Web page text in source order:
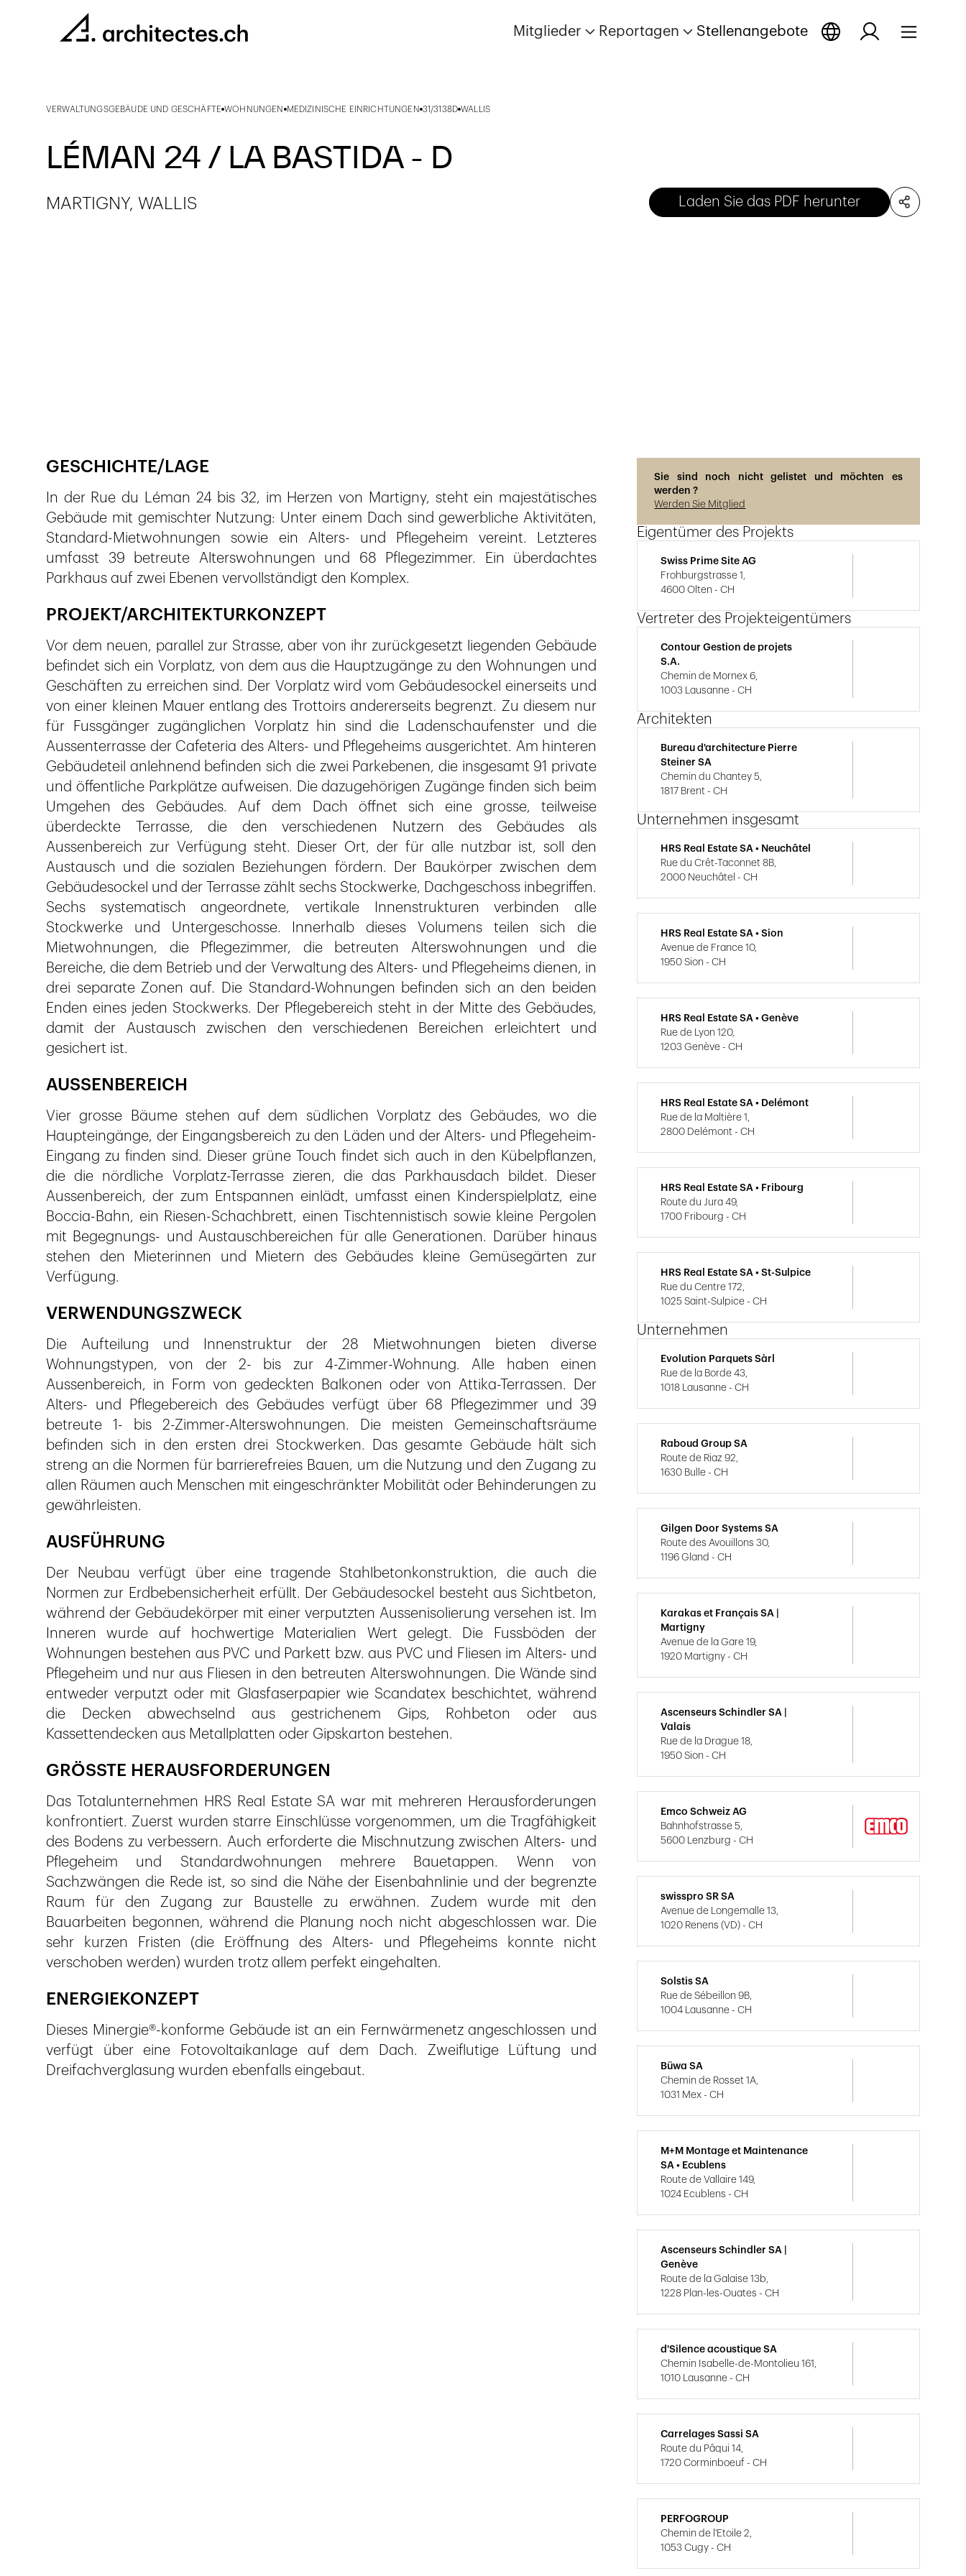
Mitglieder Reportagen Stellenangebote
VERWALTUNGSGEBÄUDE UND GESCHÄFTE WOHNUNGEN MEDIZINISCHE EINRICHTUNGEN 31/3138D WALLIS
LÉMAN 24 / LA BASTIDA - D
MARTIGNY, WALLIS Laden Sie das PDF herunter
GESCHICHTE/LAGE
In der Rue du Léman 24 bis 32, im Herzen von Martigny, steht ein majestätisches
Gebäude mit gemischter Nutzung: Unter einem Dach sind gewerbliche Aktivitäten,
Standard-Mietwohnungen sowie ein Alters- und Pflegeheim vereint. Letzteres
umfasst 39 betreute Alterswohnungen und 68 Pflegezimmer. Ein überdachtes
Parkhaus auf zwei Ebenen vervollständigt den Komplex.
PROJEKT/ARCHITEKTURKONZEPT
Vor dem neuen, parallel zur Strasse, aber von ihr zurückgesetzt liegenden Gebäude
befindet sich ein Vorplatz, von dem aus die Hauptzugänge zu den Wohnungen und
Geschäften zu erreichen sind. Der Vorplatz wird vom Gebäudesockel einerseits und
von einer kleinen Mauer entlang des Trottoirs andererseits begrenzt. Zu diesem nur
für Fussgänger zugänglichen Vorplatz hin sind die Ladenschaufenster und die
Aussenterrasse der Cafeteria des Alters- und Pflegeheims ausgerichtet. Am hinteren
Gebäudeteil anlehnend befinden sich die zwei Parkebenen, die insgesamt 91 private
und öffentliche Parkplätze aufweisen. Die dazugehörigen Zugänge finden sich beim
Umgehen des Gebäudes. Auf dem Dach öffnet sich eine grosse, teilweise
überdeckte Terrasse, die den verschiedenen Nutzern des Gebäudes als
Aussenbereich zur Verfügung steht. Dieser Ort, der für alle nutzbar ist, soll den
Austausch und die sozialen Beziehungen fördern. Der Baukörper zwischen dem
Gebäudesockel und der Terrasse zählt sechs Stockwerke, Dachgeschoss inbegriffen.
Sechs systematisch angeordnete, vertikale Innenstrukturen verbinden alle
Stockwerke und Untergeschosse. Innerhalb dieses Volumens teilen sich die
Mietwohnungen, die Pflegezimmer, die betreuten Alterswohnungen und die
Bereiche, die dem Betrieb und der Verwaltung des Alters- und Pflegeheims dienen, in
drei separate Zonen auf. Die Standard-Wohnungen befinden sich an den beiden
Enden eines jeden Stockwerks. Der Pflegebereich steht in der Mitte des Gebäudes,
damit der Austausch zwischen den verschiedenen Bereichen erleichtert und
gesichert ist.
AUSSENBEREICH
Vier grosse Bäume stehen auf dem südlichen Vorplatz des Gebäudes, wo die
Haupteingänge, der Eingangsbereich zu den Läden und der Alters- und Pflegeheim-
Eingang zu finden sind. Dieser grüne Touch findet sich auch in den Kübelpflanzen,
die die nördliche Vorplatz-Terrasse zieren, die das Parkhausdach bildet. Dieser
Aussenbereich, der zum Entspannen einlädt, umfasst einen Kinderspielplatz, eine
Boccia-Bahn, ein Riesen-Schachbrett, einen Tischtennistisch sowie kleine Pergolen
mit Begegnungs- und Austauschbereichen für alle Generationen. Darüber hinaus
stehen den Mieterinnen und Mietern des Gebäudes kleine Gemüsegärten zur
Verfügung.
VERWENDUNGSZWECK
Die Aufteilung und Innenstruktur der 28 Mietwohnungen bieten diverse
Wohnungstypen, von der 2- bis zur 4-Zimmer-Wohnung. Alle haben einen
Aussenbereich, in Form von gedeckten Balkonen oder von Attika-Terrassen. Der
Alters- und Pflegebereich des Gebäudes verfügt über 68 Pflegezimmer und 39
betreute 1- bis 2-Zimmer-Alterswohnungen. Die meisten Gemeinschaftsräume
befinden sich in den ersten drei Stockwerken. Das gesamte Gebäude hält sich
streng an die Normen für barrierefreies Bauen, um die Nutzung und den Zugang zu
allen Räumen auch Menschen mit eingeschränkter Mobilität oder Behinderungen zu
gewährleisten.
AUSFÜHRUNG
Der Neubau verfügt über eine tragende Stahlbetonkonstruktion, die auch die
Normen zur Erdbebensicherheit erfüllt. Der Gebäudesockel besteht aus Sichtbeton,
während der Gebäudekörper mit einer verputzten Aussenisolierung versehen ist. Im
Inneren wurde auf hochwertige Materialien Wert gelegt. Die Fussböden der
Wohnungen bestehen aus PVC und Parkett bzw. aus PVC und Fliesen im Alters- und
Pflegeheim und nur aus Fliesen in den betreuten Alterswohnungen. Die Wände sind
entweder verputzt oder mit Glasfaserpapier wie Scandatex beschichtet, während
die Decken abwechselnd aus gestrichenem Gips, Rohbeton oder aus
Kassettendecken aus Metallplatten oder Gipskarton bestehen.
GRÖSSTE HERAUSFORDERUNGEN
Das Totalunternehmen HRS Real Estate SA war mit mehreren Herausforderungen
konfrontiert. Zuerst wurden starre Einschlüsse vorgenommen, um die Tragfähigkeit
des Bodens zu verbessern. Auch erforderte die Mischnutzung zwischen Alters- und
Pflegeheim und Standardwohnungen mehrere Bauetappen. Wenn von
Sachzwängen die Rede ist, so sind die Nähe der Eisenbahnlinie und der begrenzte
Raum für den Zugang zur Baustelle zu erwähnen. Zudem wurde mit den
Bauarbeiten begonnen, während die Planung noch nicht abgeschlossen war. Die
sehr kurzen Fristen (die Eröffnung des Alters- und Pflegeheims konnte nicht
verschoben werden) wurden trotz allem perfekt eingehalten.
ENERGIEKONZEPT
Dieses Minergie®-konforme Gebäude ist an ein Fernwärmenetz angeschlossen und
verfügt über eine Fotovoltaikanlage auf dem Dach. Zweiflutige Lüftung und
Dreifachverglasung wurden ebenfalls eingebaut.
Sie sind noch nicht gelistet und möchten es
werden ?
Werden Sie Mitglied
Eigentümer des Projekts
Swiss Prime Site AG
Frohburgstrasse 1,
4600 Olten - CH
Vertreter des Projekteigentümers
Contour Gestion de projets
S.A.
Chemin de Mornex 6,
1003 Lausanne - CH
Architekten
Bureau d'architecture Pierre
Steiner SA
Chemin du Chantey 5,
1817 Brent - CH
Unternehmen insgesamt
HRS Real Estate SA • Neuchâtel
Rue du Crêt-Taconnet 8B,
2000 Neuchâtel - CH
HRS Real Estate SA • Sion
Avenue de France 10,
1950 Sion - CH
HRS Real Estate SA • Genève
Rue de Lyon 120,
1203 Genève - CH
HRS Real Estate SA • Delémont
Rue de la Maltière 1,
2800 Delémont - CH
HRS Real Estate SA • Fribourg
Route du Jura 49,
1700 Fribourg - CH
HRS Real Estate SA • St-Sulpice
Rue du Centre 172,
1025 Saint-Sulpice - CH
Unternehmen
Evolution Parquets Sàrl
Rue de la Borde 43,
1018 Lausanne - CH
Raboud Group SA
Route de Riaz 92,
1630 Bulle - CH
Gilgen Door Systems SA
Route des Avouillons 30,
1196 Gland - CH
Karakas et Français SA |
Martigny
Avenue de la Gare 19,
1920 Martigny - CH
Ascenseurs Schindler SA |
Valais
Rue de la Drague 18,
1950 Sion - CH
Emco Schweiz AG
Bahnhofstrasse 5,
5600 Lenzburg - CH
swisspro SR SA
Avenue de Longemalle 13,
1020 Renens (VD) - CH
Solstis SA
Rue de Sébeillon 9B,
1004 Lausanne - CH
Büwa SA
Chemin de Rosset 1A,
1031 Mex - CH
M+M Montage et Maintenance
SA • Ecublens
Route de Vallaire 149,
1024 Ecublens - CH
Ascenseurs Schindler SA |
Genève
Route de la Galaise 13b,
1228 Plan-les-Ouates - CH
d'Silence acoustique SA
Chemin Isabelle-de-Montolieu 161,
1010 Lausanne - CH
Carrelages Sassi SA
Route du Pâqui 14,
1720 Corminboeuf - CH
PERFOGROUP
Chemin de l'Etoile 2,
1053 Cugy - CH